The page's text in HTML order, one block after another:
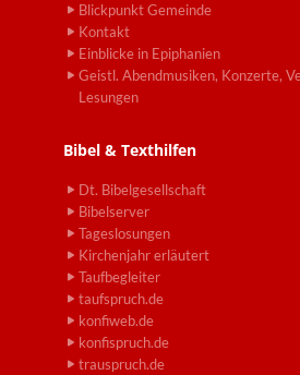
Blickpunkt Gemeinde
Kontakt
Einblicke in Epiphanien
Geistl. Abendmusiken, Konzerte,
Lesungen
Bibel & Texthilfen
Dt. Bibelgesellschaft
Bibelserver
Tageslosungen
Kirchenjahr erläutert
Taufbegleiter
taufspruch.de
konfiweb.de
konfispruch.de
trauspruch.de